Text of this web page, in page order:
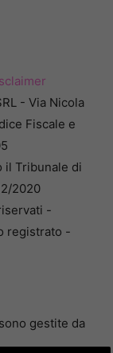
- Via Nicola
Fiscale e
il Tribunale di
2020
-
registrato -
gestite da